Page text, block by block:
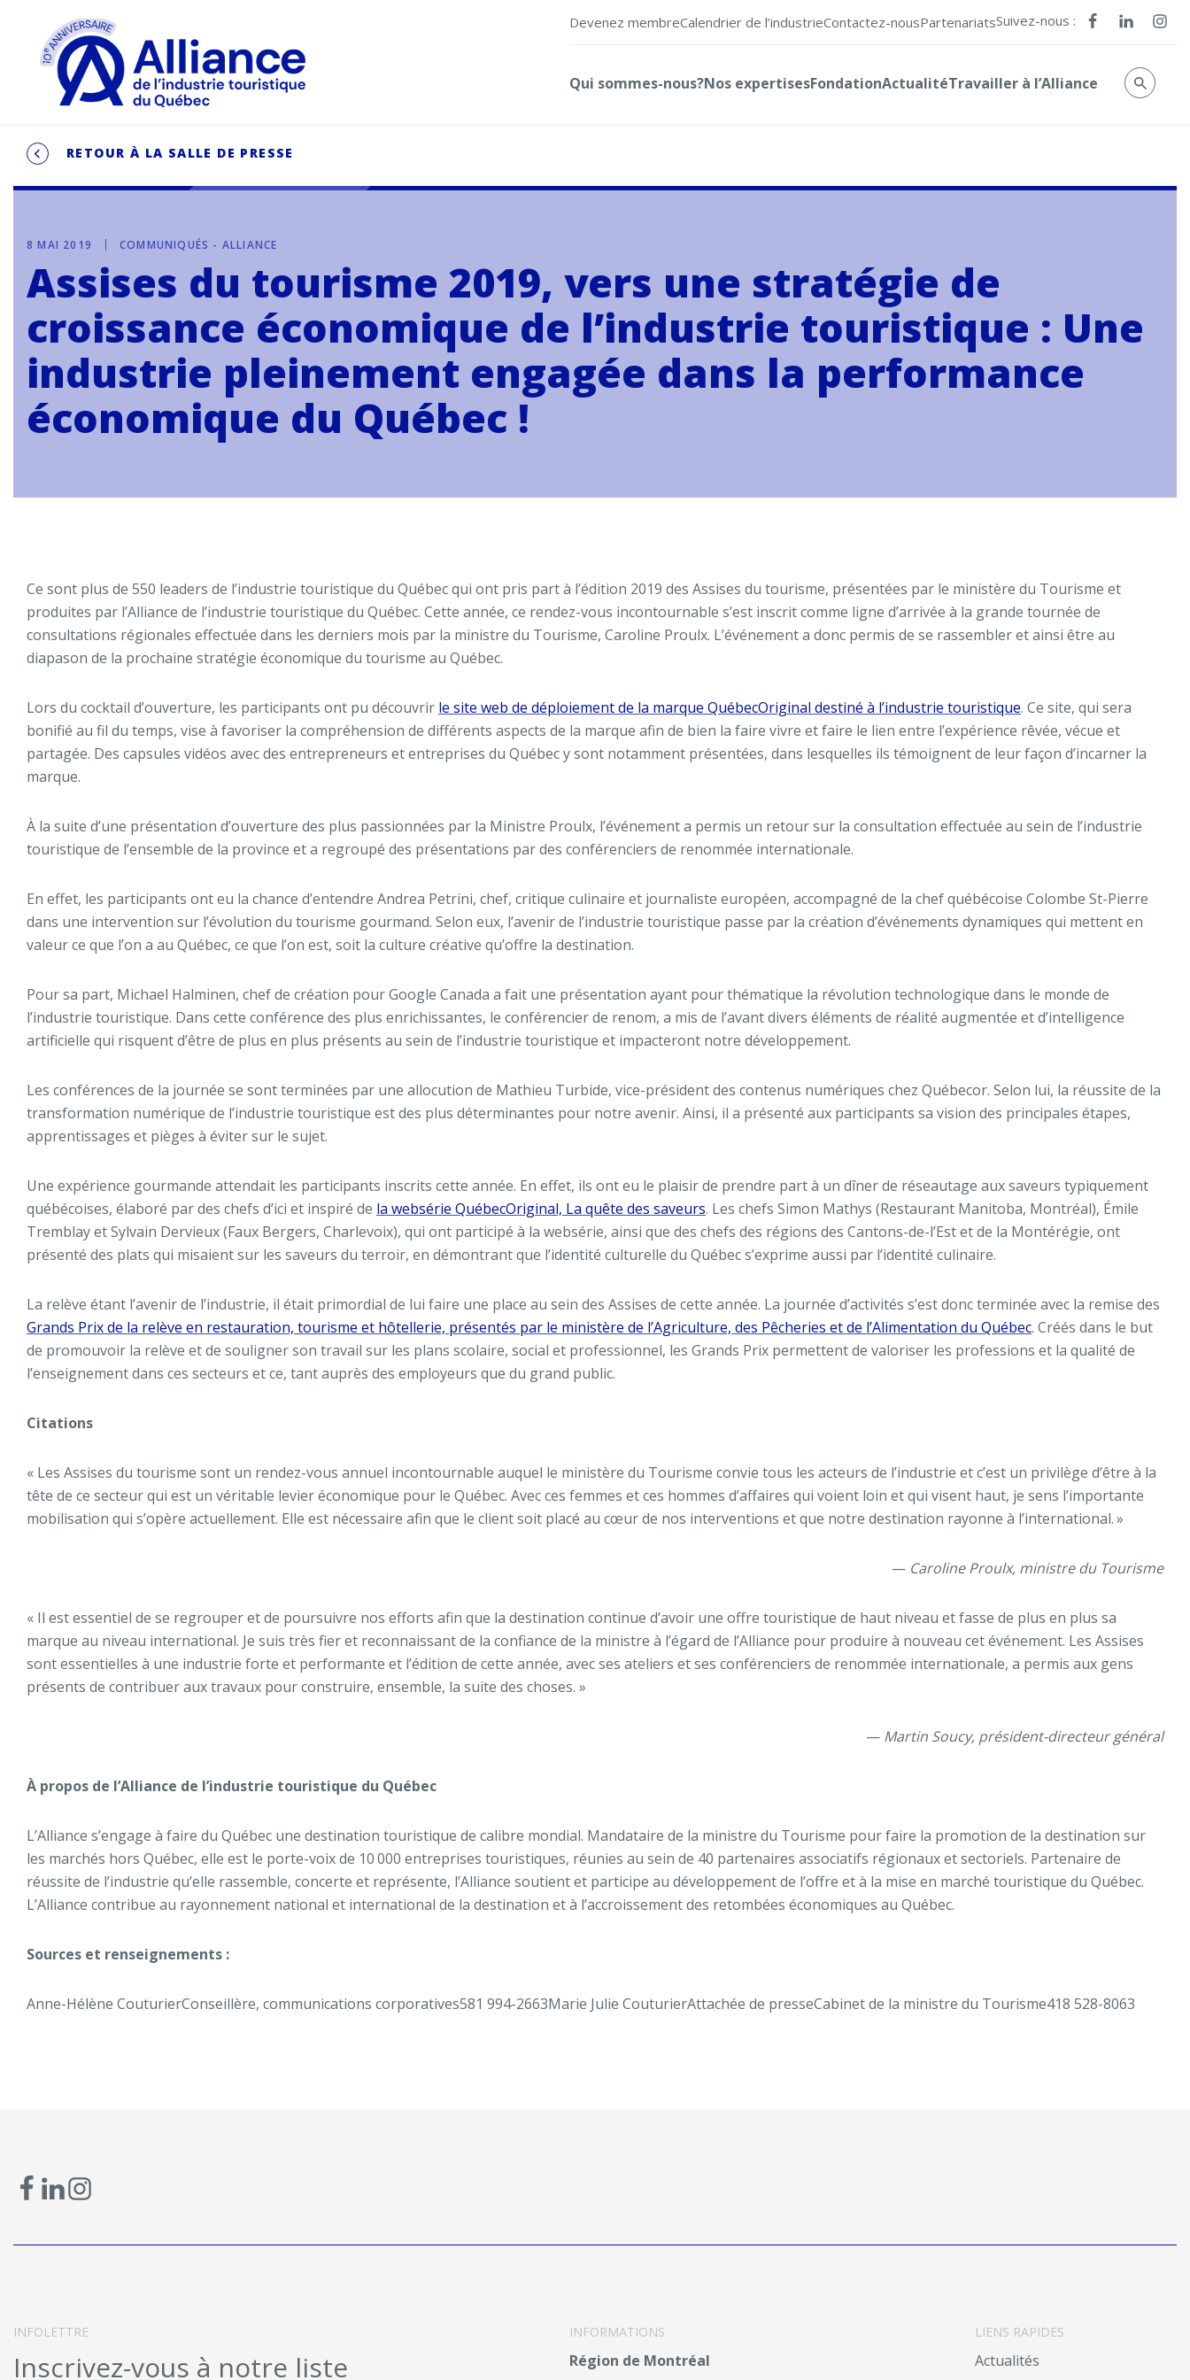
Devenez membreCalendrier de l’industrieContactez-nousPartenariatsSuivez-nous :
Qui sommes-nous?Nos expertisesFondationActualitéTravailler à l’Alliance
RETOUR À LA SALLE DE PRESSE
8 MAI 2019 COMMUNIQUÉS - ALLIANCE
Assises du tourisme 2019, vers une stratégie de
croissance économique de l’industrie touristique : Une
industrie pleinement engagée dans la performance
économique du Québec !
Ce sont plus de 550 leaders de l’industrie touristique du Québec qui ont pris part à l’édition 2019 des Assises du tourisme, présentées par le ministère du Tourisme et
produites par l’Alliance de l’industrie touristique du Québec. Cette année, ce rendez-vous incontournable s’est inscrit comme ligne d’arrivée à la grande tournée de
consultations régionales effectuée dans les derniers mois par la ministre du Tourisme, Caroline Proulx. L’événement a donc permis de se rassembler et ainsi être au
diapason de la prochaine stratégie économique du tourisme au Québec.
Lors du cocktail d’ouverture, les participants ont pu découvrir le site web de déploiement de la marque QuébecOriginal destiné à l’industrie touristique. Ce site, qui sera
bonifié au fil du temps, vise à favoriser la compréhension de différents aspects de la marque afin de bien la faire vivre et faire le lien entre l’expérience rêvée, vécue et
partagée. Des capsules vidéos avec des entrepreneurs et entreprises du Québec y sont notamment présentées, dans lesquelles ils témoignent de leur façon d’incarner la
marque.
À la suite d’une présentation d’ouverture des plus passionnées par la Ministre Proulx, l’événement a permis un retour sur la consultation effectuée au sein de l’industrie
touristique de l’ensemble de la province et a regroupé des présentations par des conférenciers de renommée internationale.
En effet, les participants ont eu la chance d’entendre Andrea Petrini, chef, critique culinaire et journaliste européen, accompagné de la chef québécoise Colombe St-Pierre
dans une intervention sur l’évolution du tourisme gourmand. Selon eux, l’avenir de l’industrie touristique passe par la création d’événements dynamiques qui mettent en
valeur ce que l’on a au Québec, ce que l’on est, soit la culture créative qu’offre la destination.
Pour sa part, Michael Halminen, chef de création pour Google Canada a fait une présentation ayant pour thématique la révolution technologique dans le monde de
l’industrie touristique. Dans cette conférence des plus enrichissantes, le conférencier de renom, a mis de l’avant divers éléments de réalité augmentée et d’intelligence
artificielle qui risquent d’être de plus en plus présents au sein de l’industrie touristique et impacteront notre développement.
Les conférences de la journée se sont terminées par une allocution de Mathieu Turbide, vice-président des contenus numériques chez Québecor. Selon lui, la réussite de la
transformation numérique de l’industrie touristique est des plus déterminantes pour notre avenir. Ainsi, il a présenté aux participants sa vision des principales étapes,
apprentissages et pièges à éviter sur le sujet.
Une expérience gourmande attendait les participants inscrits cette année. En effet, ils ont eu le plaisir de prendre part à un dîner de réseautage aux saveurs typiquement
québécoises, élaboré par des chefs d’ici et inspiré de la websérie QuébecOriginal, La quête des saveurs. Les chefs Simon Mathys (Restaurant Manitoba, Montréal), Émile
Tremblay et Sylvain Dervieux (Faux Bergers, Charlevoix), qui ont participé à la websérie, ainsi que des chefs des régions des Cantons-de-l’Est et de la Montérégie, ont
présenté des plats qui misaient sur les saveurs du terroir, en démontrant que l’identité culturelle du Québec s’exprime aussi par l’identité culinaire.
La relève étant l’avenir de l’industrie, il était primordial de lui faire une place au sein des Assises de cette année. La journée d’activités s’est donc terminée avec la remise des
Grands Prix de la relève en restauration, tourisme et hôtellerie, présentés par le ministère de l’Agriculture, des Pêcheries et de l’Alimentation du Québec. Créés dans le but
de promouvoir la relève et de souligner son travail sur les plans scolaire, social et professionnel, les Grands Prix permettent de valoriser les professions et la qualité de
l’enseignement dans ces secteurs et ce, tant auprès des employeurs que du grand public.
Citations
« Les Assises du tourisme sont un rendez-vous annuel incontournable auquel le ministère du Tourisme convie tous les acteurs de l’industrie et c’est un privilège d’être à la
tête de ce secteur qui est un véritable levier économique pour le Québec. Avec ces femmes et ces hommes d’affaires qui voient loin et qui visent haut, je sens l’importante
mobilisation qui s’opère actuellement. Elle est nécessaire afin que le client soit placé au cœur de nos interventions et que notre destination rayonne à l’international. »
— Caroline Proulx, ministre du Tourisme
« Il est essentiel de se regrouper et de poursuivre nos efforts afin que la destination continue d’avoir une offre touristique de haut niveau et fasse de plus en plus sa
marque au niveau international. Je suis très fier et reconnaissant de la confiance de la ministre à l’égard de l’Alliance pour produire à nouveau cet événement. Les Assises
sont essentielles à une industrie forte et performante et l’édition de cette année, avec ses ateliers et ses conférenciers de renommée internationale, a permis aux gens
présents de contribuer aux travaux pour construire, ensemble, la suite des choses. »
— Martin Soucy, président-directeur général
À propos de l’Alliance de l’industrie touristique du Québec
L’Alliance s’engage à faire du Québec une destination touristique de calibre mondial. Mandataire de la ministre du Tourisme pour faire la promotion de la destination sur
les marchés hors Québec, elle est le porte-voix de 10 000 entreprises touristiques, réunies au sein de 40 partenaires associatifs régionaux et sectoriels. Partenaire de
réussite de l’industrie qu’elle rassemble, concerte et représente, l’Alliance soutient et participe au développement de l’offre et à la mise en marché touristique du Québec.
L’Alliance contribue au rayonnement national et international de la destination et à l’accroissement des retombées économiques au Québec.
Sources et renseignements :
Anne-Hélène CouturierConseillère, communications corporatives581 994-2663Marie Julie CouturierAttachée de presseCabinet de la ministre du Tourisme418 528-8063
INFOLETTRE
Inscrivez-vous à notre liste
INFORMATIONS
Région de Montréal
LIENS RAPIDES
Actualités